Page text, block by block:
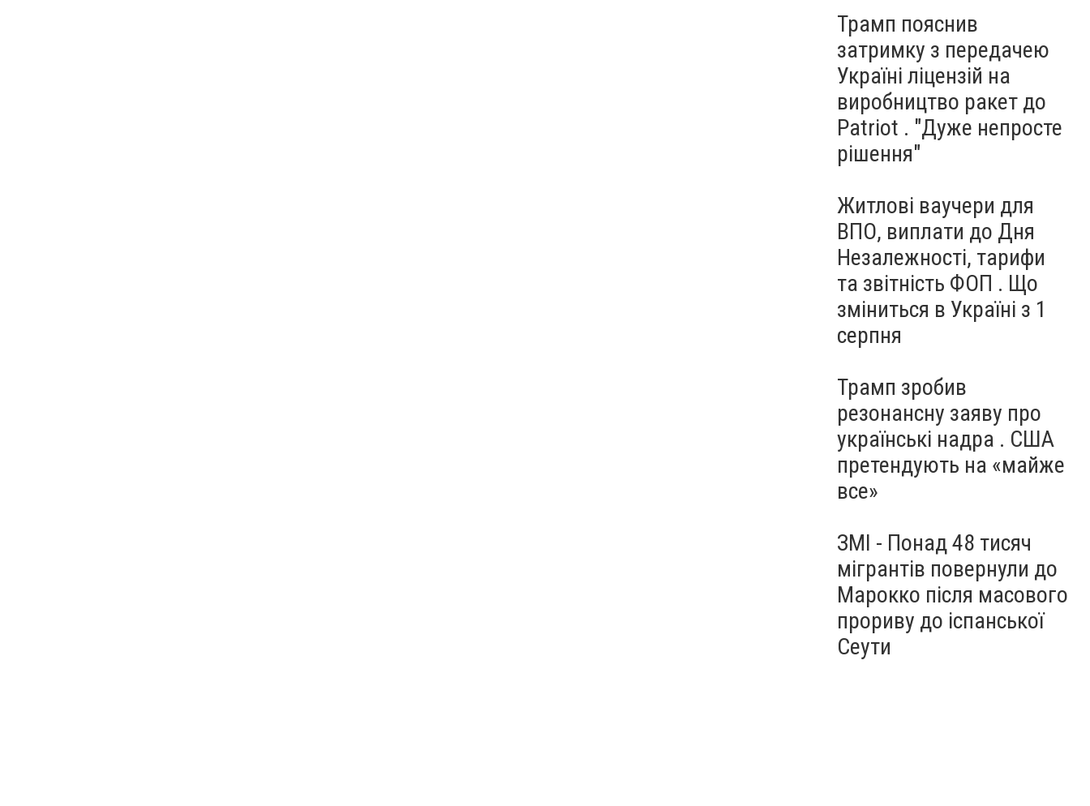
Трамп пояснив
затримку з передачею
Україні ліцензій на
виробництво ракет до
Patriot . "Дуже непросте
рішення"
Житлові ваучери для
ВПО, виплати до Дня
Незалежності, тарифи
та звітність ФОП . Що
зміниться в Україні з 1
серпня
Трамп зробив
резонансну заяву про
українські надра . США
претендують на «майже
все»
ЗМІ - Понад 48 тисяч
мігрантів повернули до
Марокко після масового
прориву до іспанської
Сеути